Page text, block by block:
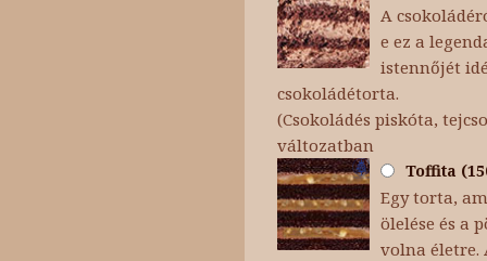
A
e ez a
istennőjét
csokoládétorta.
(Csokoládés piskóta,
változatban
Toffita
Egy torta,
ölelése és a
volna életre.